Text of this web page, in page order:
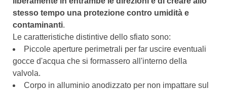
stesso tempo una protezione contro umidità e
contaminanti.
Le caratteristiche distintive dello sfiato sono:
Piccole aperture perimetrali per far uscire eventuali
gocce d'acqua che si formassero all'interno della
valvola.
Corpo in alluminio anodizzato per non impattare sul